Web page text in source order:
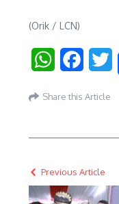
(Orik / LCN)
WhatsApp
Share this Article
Previous Article